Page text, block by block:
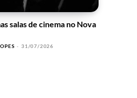
salas de cinema no Nova
- 31/07/2026